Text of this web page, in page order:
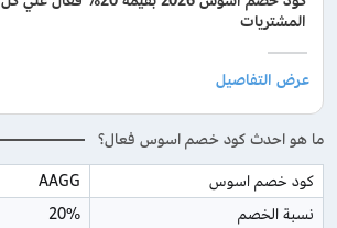
المشتريات
ما هو احدث كود خصم اسوس فعال؟
كود خصم اسوس
AAGG
نسبة الخصم
20%